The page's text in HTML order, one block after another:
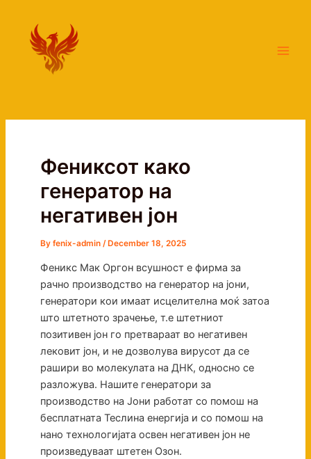
content
Фениксот како
генератор на
негативен јон
By fenix-admin /December 18, 2025
Феникс Мак Оргон всушност е фирма за
рачно производство на генератор на јони,
генератори кои имаат исцелителна моќ затоа
што штетното зрачење, т.е штетниот
позитивен јон го претвараат во негативен
лековит јон, и не дозволува вирусот да се
рашири во молекулата на ДНК, односно се
разложува. Нашите генератори за
производство на Јони работат со помош на
бесплатната Теслина енергија и со помош на
нано технологијата освен негативен јон не
произведуваат штетен Озон.